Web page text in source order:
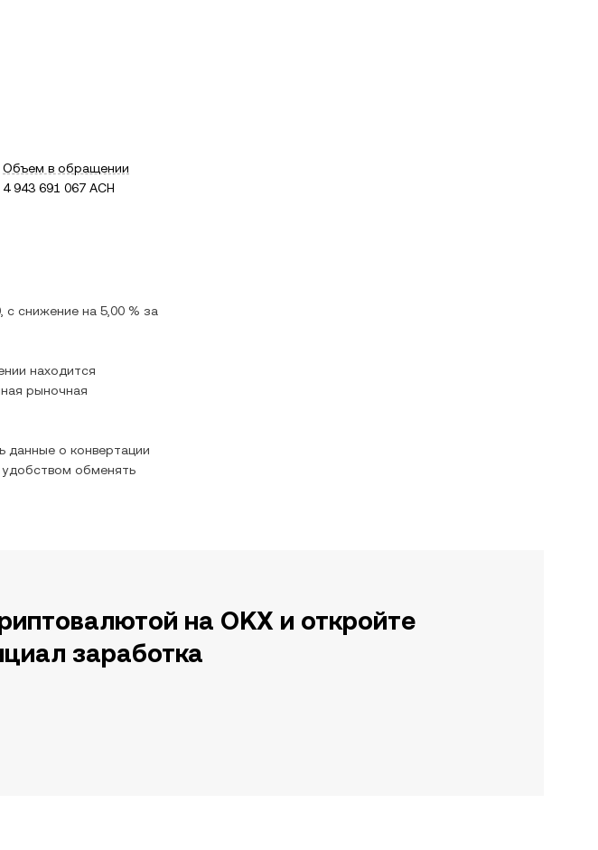
Объем в обращении
4 943 691 067 ACH
, c снижение на 5,00 % за
находится
рыночная
данные о конвертации
обменять
на OKX и откройте
заработка